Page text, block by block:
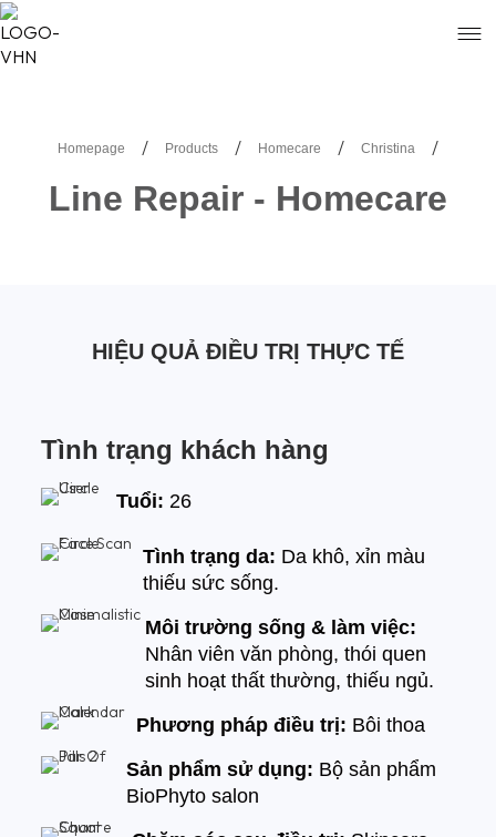
Homepage / Products / Homecare / Christina /
Line Repair - Homecare
HIỆU QUẢ ĐIỀU TRỊ THỰC TẾ
Tình trạng khách hàng
Tuổi: 26
Tình trạng da: Da khô, xỉn màu
thiếu sức sống.
Môi trường sống & làm việc:
Nhân viên văn phòng, thói quen
sinh hoạt thất thường, thiếu ngủ.
Phương pháp điều trị: Bôi thoa
Sản phẩm sử dụng: Bộ sản phẩm
BioPhyto salon